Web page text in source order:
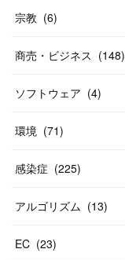
宗教 (6)
商売・ビジネス (148)
ソフトウェア (4)
環境 (71)
感染症 (225)
アルゴリズム (13)
EC (23)